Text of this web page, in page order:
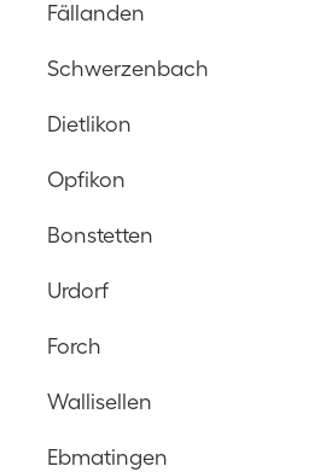
Fällanden
Schwerzenbach
Dietlikon
Opfikon
Bonstetten
Urdorf
Forch
Wallisellen
Ebmatingen